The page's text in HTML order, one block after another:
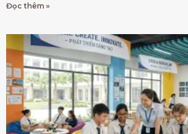
Đọc thêm »